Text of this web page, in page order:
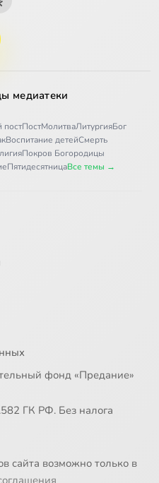
медиатеки
постПостМолитваЛитургияБог
Воспитание детейСмерть
Покров Богородицы
ПятидесятницаВсе темы →
фонд «Предание»
ГК РФ. Без налога
сайта возможно только в